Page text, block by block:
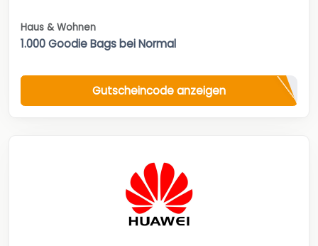
Haus & Wohnen
1.000 Goodie Bags bei Normal
Gutscheincode anzeigen